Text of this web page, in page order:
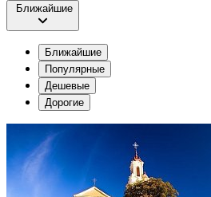
Ближайшие
Ближайшие
Популярные
Дешевые
Дорогие